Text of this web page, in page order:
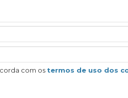
com os termos de uso dos